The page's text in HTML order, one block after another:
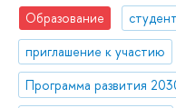
Образование
приглашение к участию
Программа развития